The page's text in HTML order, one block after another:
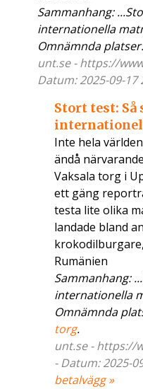
Sammanhang:
internationella
Omnämnda
unt.se - https://
Datum: 2025-09-17
Stort test: Så
Inte hela
ändå
Vaksala torg i
ett gäng
testa lite olika
landade bland
Rumänien
Sammanhang:
internationella
Omnämnda
torg.
unt.se - https://
- Datum: 2025-
betalvägg »